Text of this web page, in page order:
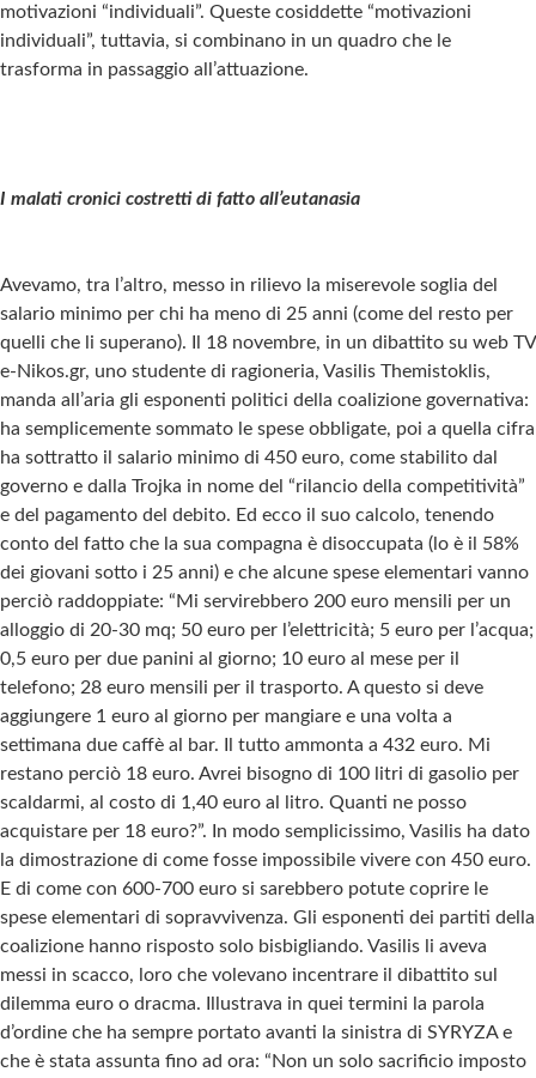
motivazioni “individuali”. Queste cosiddette “motivazioni
individuali”, tuttavia, si combinano in un quadro che le
trasforma in passaggio all’attuazione.
I malati cronici costretti di fatto all’eutanasia
Avevamo, tra l’altro, messo in rilievo la miserevole soglia del
salario minimo per chi ha meno di 25 anni (come del resto per
quelli che li superano). Il 18 novembre, in un dibattito su web TV
e-Nikos.gr, uno studente di ragioneria, Vasilis Themistoklis,
manda all’aria gli esponenti politici della coalizione governativa:
ha semplicemente sommato le spese obbligate, poi a quella cifra
ha sottratto il salario minimo di 450 euro, come stabilito dal
governo e dalla Trojka in nome del “rilancio della competitività”
e del pagamento del debito. Ed ecco il suo calcolo, tenendo
conto del fatto che la sua compagna è disoccupata (lo è il 58%
dei giovani sotto i 25 anni) e che alcune spese elementari vanno
perciò raddoppiate: “Mi servirebbero 200 euro mensili per un
alloggio di 20-30 mq; 50 euro per l’elettricità; 5 euro per l’acqua;
0,5 euro per due panini al giorno; 10 euro al mese per il
telefono; 28 euro mensili per il trasporto. A questo si deve
aggiungere 1 euro al giorno per mangiare e una volta a
settimana due caffè al bar. Il tutto ammonta a 432 euro. Mi
restano perciò 18 euro. Avrei bisogno di 100 litri di gasolio per
scaldarmi, al costo di 1,40 euro al litro. Quanti ne posso
acquistare per 18 euro?”. In modo semplicissimo, Vasilis ha dato
la dimostrazione di come fosse impossibile vivere con 450 euro.
E di come con 600-700 euro si sarebbero potute coprire le
spese elementari di sopravvivenza. Gli esponenti dei partiti della
coalizione hanno risposto solo bisbigliando. Vasilis li aveva
messi in scacco, loro che volevano incentrare il dibattito sul
dilemma euro o dracma. Illustrava in quei termini la parola
d’ordine che ha sempre portato avanti la sinistra di SYRYZA e
che è stata assunta fino ad ora: “Non un solo sacrificio imposto